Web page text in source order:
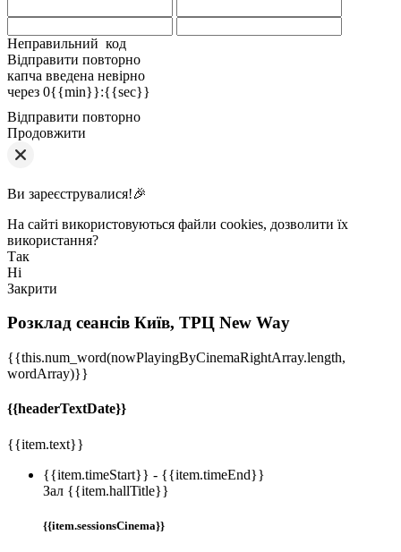
Неправильний код
Відправити повторно
капча введена невірно
через 0{{min}}:{{sec}}
Відправити повторно
Продовжити
Ви зареєструвалися!🎉
На сайті використовуються файли cookies, дозволити їх
використання?
Так
Ні
Закрити
Розклад сеансів Київ, ТРЦ New Way
{{this.num_word(nowPlayingByCinemaRightArray.length,
wordArray)}}
{{headerTextDate}}
{{item.text}}
{{item.timeStart}} - {{item.timeEnd}}
Зал {{item.hallTitle}}
{{item.sessionsCinema}}